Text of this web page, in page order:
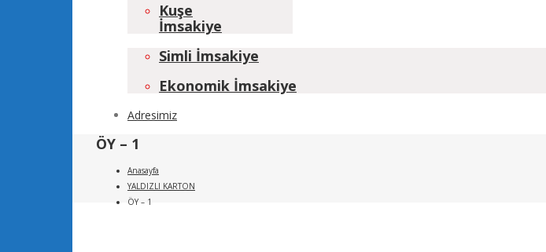
Kuşe
İmsakiye
Simli İmsakiye
Ekonomik İmsakiye
Adresimiz
ÖY – 1
Anasayfa
YALDIZLI KARTON
ÖY – 1